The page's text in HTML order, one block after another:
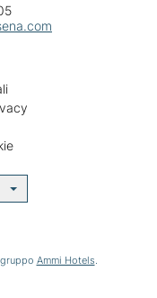
Ammi Hotels.